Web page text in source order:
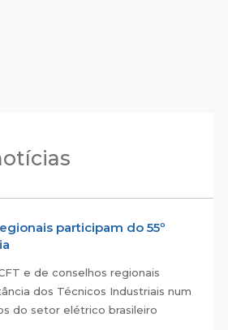
participam do 55º
e de conselhos regionais
dos Técnicos Industriais num
do setor elétrico brasileiro